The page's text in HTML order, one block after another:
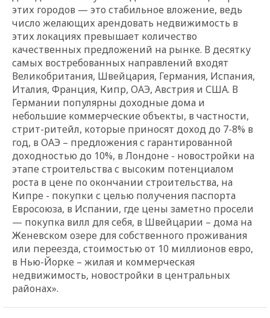
этих городов — это стабильное вложение, ведь
число желающих арендовать недвижимость в
этих локациях превышает количество
качественных предложений на рынке. В десятку
самых востребованных направлений входят
Великобритания, Швейцария, Германия, Испания,
Италия, Франция, Кипр, ОАЭ, Австрия и США. В
Германии популярны доходные дома и
небольшие коммерческие объекты, в частности,
стрит-ритейл, которые приносят доход до 7-8% в
год, в ОАЭ – предложения с гарантированной
доходностью до 10%, в Лондоне - новостройки на
этапе строительства с высоким потенциалом
роста в цене по окончании строительства, на
Кипре - покупки с целью получения паспорта
Евросоюза, в Испании, где цены заметно просели
— покупка вилл для себя, в Швейцарии – дома на
Женевском озере для собственного проживания
или переезда, стоимостью от 10 миллионов евро,
в Нью-Йорке – жилая и коммерческая
недвижимость, новостройки в центральных
районах».